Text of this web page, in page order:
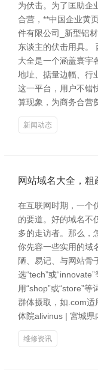
为伏击。为了匡助企
合营，**中国企业黄
件有限公司_新型铝
东谈主的伏击用具。
大全是一个涵盖寰宇
地址、掂量边幅、行
这一平台，用户不错
算现象，为商务合营
新闻动态
网站域名大全，粗
在互联网时期，一个
的要道。好的域名不
多的走访者。那么，
你先容一些实用的域
陋、易记、与网站骨
选“tech”或
用“shop”或“store”
群体摄取，如.com适
体院alivinus | 宮城県
维修资讯